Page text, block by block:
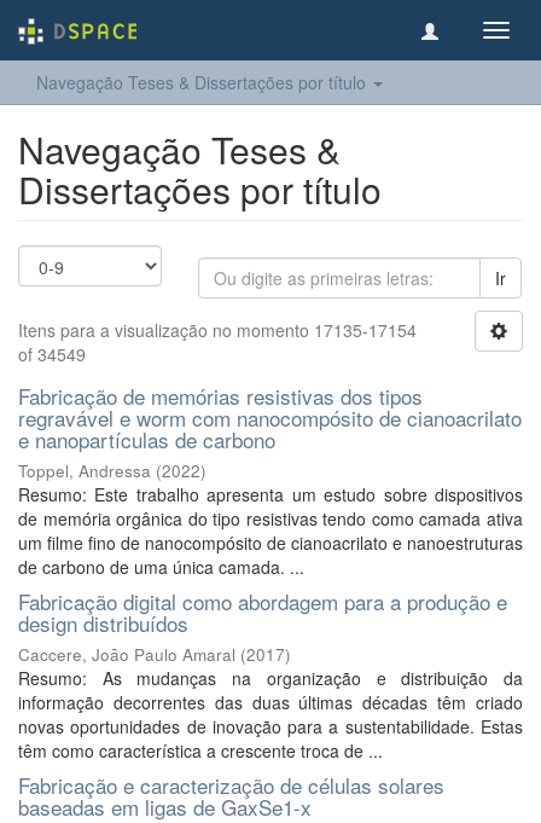
Navegação Teses & Dissertações por título
Navegação Teses &
Dissertações por título
Ir
Itens para a visualização no momento 17135-17154
of 34549
Fabricação de memórias resistivas dos tipos
regravável e worm com nanocompósito de cianoacrilato
e nanopartículas de carbono
Toppel, Andressa (2022)
Resumo: Este trabalho apresenta um estudo sobre dispositivos
de memória orgânica do tipo resistivas tendo como camada ativa
um filme fino de nanocompósito de cianoacrilato e nanoestruturas
de carbono de uma única camada. ...
Fabricação digital como abordagem para a produção e
design distribuídos
Caccere, João Paulo Amaral (2017)
Resumo: As mudanças na organização e distribuição da
informação decorrentes das duas últimas décadas têm criado
novas oportunidades de inovação para a sustentabilidade. Estas
têm como característica a crescente troca de ...
Fabricação e caracterização de células solares
baseadas em ligas de GaxSe1-x